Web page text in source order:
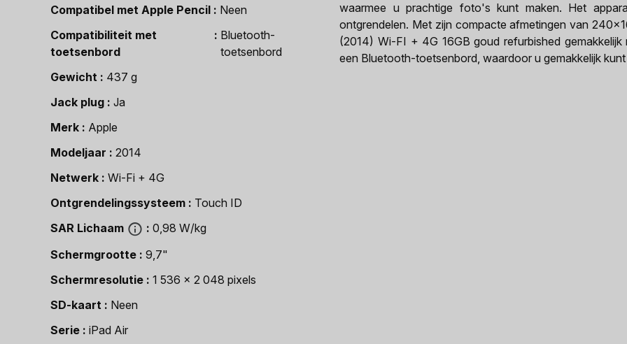
Compatibel met Apple Pencil
Neen
Compatibiliteit met
toetsenbord
Bluetooth-
toetsenbord
Gewicht
437 g
Jack plug
Ja
Merk
Apple
Modeljaar
2014
Netwerk
Wi-Fi + 4G
Ontgrendelingssysteem
Touch ID
SAR Lichaam
0,98 W/kg
Schermgrootte
9,7"
Schermresolutie
1 536 x 2 048 pixels
SD-kaart
Neen
Serie
iPad Air
waarmee u prachtige foto's kunt maken. Het
ontgrendelen. Met zijn compacte afmetingen van
(2014) Wi-FI + 4G 16GB goud refurbished
een Bluetooth-toetsenbord, waardoor u gemakkelijk